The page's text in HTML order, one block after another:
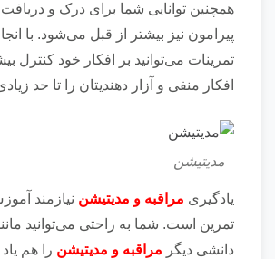
همچنین توانایی شما برای درک و
پیرامون نیز بیشتر از قبل می‌شود. با
تمرینات می‌توانید بر افکار خود کنترل
افکار منفی و آزار دهندیتان را تا حد
مدیتیشن
یادگیری مراقبه و مدیتیشن نیازمند
تمرین است. شما به راحتی می‌توانید
دانشی دیگر مراقبه و مدیتیشن را هم